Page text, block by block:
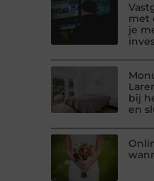
met
je
bij
en